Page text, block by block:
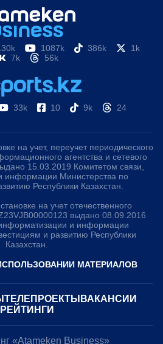
1087k 386k
1k
7k
56k
33k 10 9k 24
на учет, переучет периодического
агентства и сетевого
15.03.2019 Комитетом связи,
информации Министерства по
Республики Казахстан.
на учет отечественного
выдано 08.09.2016
и информации
и развитию Республики
Казахстан.
МАТЕРИАЛОВ
ТЕЛЕПРОЕКТЫ ВАКАНСИИ
РЕЙТИНГИ
«Atameken Business»